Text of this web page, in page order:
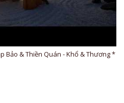
Bảo & Thiền Quán - Khổ & Thương *